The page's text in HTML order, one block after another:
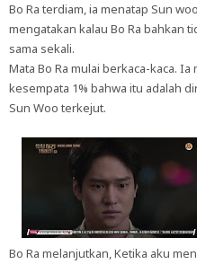
Bo Ra terdiam, ia menatap Sun
mengatakan kalau Bo Ra bahkan
sama sekali.
Mata Bo Ra mulai berkaca-kaca.
kesempata 1% bahwa itu adalah
Sun Woo terkejut.
Bo Ra melanjutkan, Ketika aku